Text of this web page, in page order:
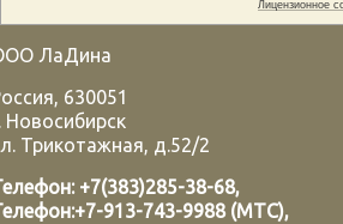
ЛаДина
, 630051
Новосибирск
Трикотажная, д.52/2
+7(383)285-38-68,
+7-913-743-9988 (МТС),